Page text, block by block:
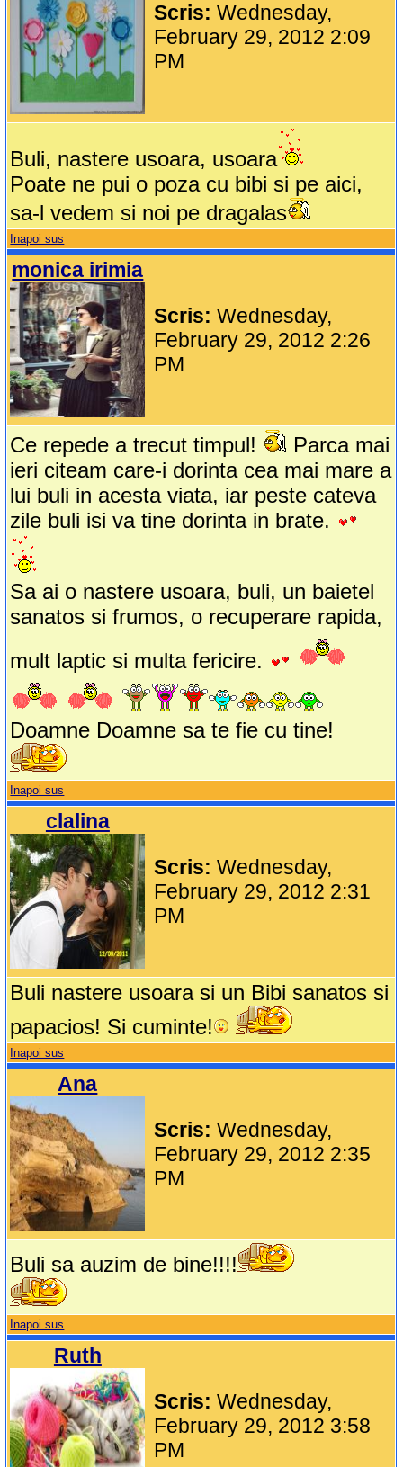
Scris:Wednesday,
February 29, 2012 2:09
PM
Buli, nastere usoara, usoara
Poate ne pui o poza cu bibi si pe aici,
sa-l vedem si noi pe dragalas
Inapoi sus
monica irimia
Scris:Wednesday,
February 29, 2012 2:26
PM
Ce repede a trecut timpul!
Parca mai
ieri citeam care-i dorinta cea mai mare a
lui buli in acesta viata, iar peste cateva
zile buli isi va tine dorinta in brate.
Sa ai o nastere usoara, buli, un baietel
sanatos si frumos, o recuperare rapida,
mult laptic si multa fericire.
Doamne Doamne sa te fie cu tine!
Inapoi sus
clalina
Scris:Wednesday,
February 29, 2012 2:31
PM
Buli nastere usoara si un Bibi sanatos si
papacios! Si cuminte!
Inapoi sus
Ana
Scris:Wednesday,
February 29, 2012 2:35
PM
Buli sa auzim de bine!!!!
Inapoi sus
Ruth
Scris:Wednesday,
February 29, 2012 3:58
PM